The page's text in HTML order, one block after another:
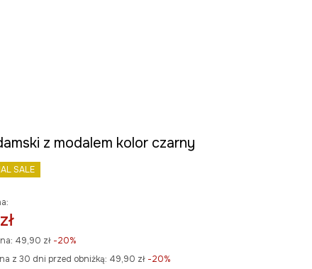
z modalem kolor czarny
SALE
49,90 zł-20%
z 30 dni przed obniżką: 49,90 zł -20%